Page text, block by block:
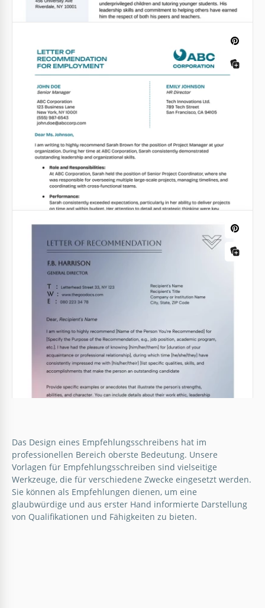
Das Design eines Empfehlungsschreibens hat im
professionellen Bereich oberste Bedeutung. Unsere
Vorlagen für Empfehlungsschreiben sind vielseitige
Werkzeuge, die für verschiedene Zwecke eingesetzt werden.
Sie können als Empfehlungen dienen, um eine
glaubwürdige und aus erster Hand informierte Darstellung
von Qualifikationen und Fähigkeiten zu bieten.